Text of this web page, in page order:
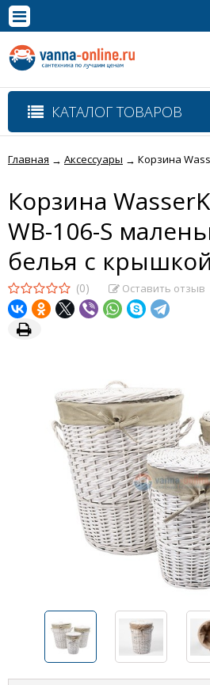
Полная версия сайта
КАТАЛОГ ТОВАРОВ
Главная → Аксессуары → Корзина
Корзина
WB-106-S
белья с крышкой
(0) Оставить отзыв